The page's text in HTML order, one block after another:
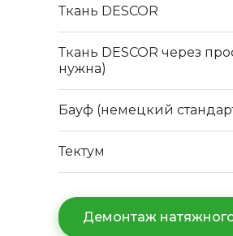
Ткань DESCOR
Ткань DESCOR через
нужна)
Бауф (немецкий
Тектум
Демонтаж